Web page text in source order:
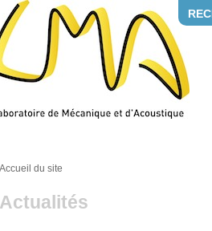
Accueil du site
Actualités